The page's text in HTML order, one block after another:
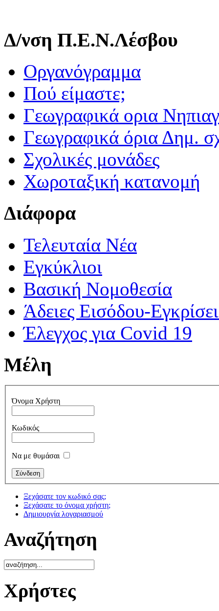
Δ/νση Π.Ε.Ν.Λέσβου
Οργανόγραμμα
Πού είμαστε;
Γεωγραφικά ορια
Γεωγραφικά όρια Δημ.
Σχολικές μονάδες
Χωροταξική κατανομή
Διάφορα
Τελευταία Νέα
Εγκύκλιοι
Βασική Νομοθεσία
Άδειες Εισόδου-
Έλεγχος για Covid 19
Μέλη
Όνομα Χρήστη
Κωδικός
Να με θυμάσαι
Ξεχάσατε τον κωδικό σας;
Ξεχάσατε το όνομα χρήστη;
Δημιουργία λογαριασμού
Αναζήτηση
Χρήστες